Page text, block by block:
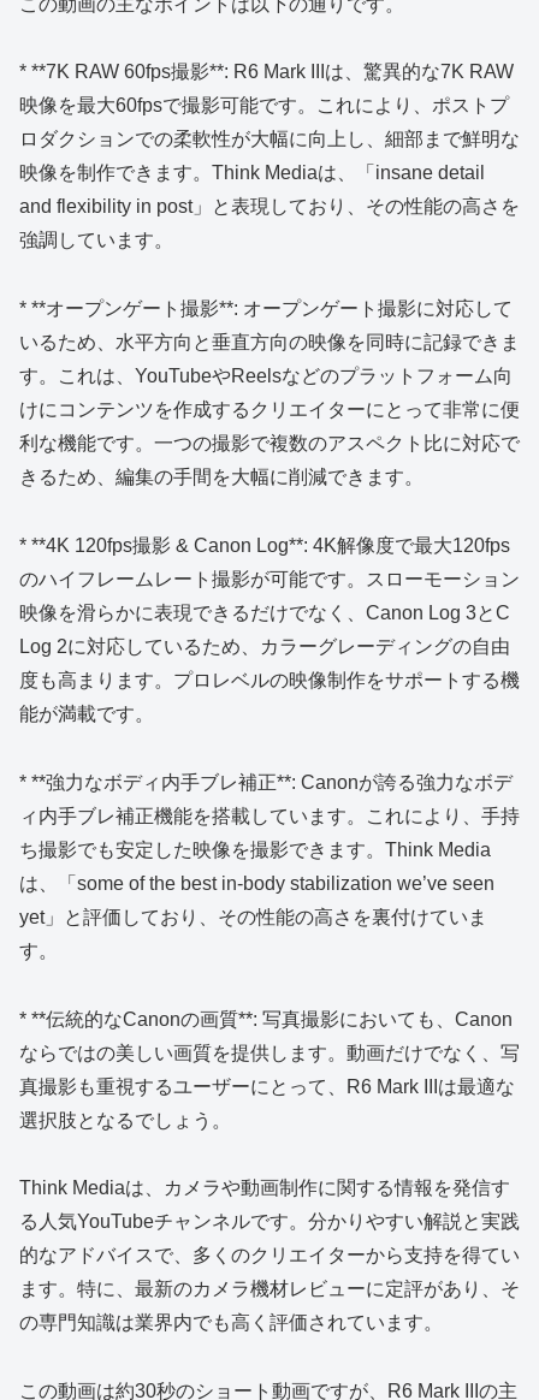
* **7K RAW 60fps撮影**: R6 Mark IIIは、驚異的な7K RAW
映像を最大60fpsで撮影可能です。これにより、ポストプ
ロダクションでの柔軟性が大幅に向上し、細部まで鮮明な
映像を制作できます。Think Mediaは、「insane detail
and flexibility in post」と表現しており、その性能の高さを
強調しています。
* **オープンゲート撮影**: オープンゲート撮影に対応して
いるため、水平方向と垂直方向の映像を同時に記録できま
す。これは、YouTubeやReelsなどのプラットフォーム向
けにコンテンツを作成するクリエイターにとって非常に便
利な機能です。一つの撮影で複数のアスペクト比に対応で
きるため、編集の手間を大幅に削減できます。
* **4K 120fps撮影 & Canon Log**: 4K解像度で最大120fps
のハイフレームレート撮影が可能です。スローモーション
映像を滑らかに表現できるだけでなく、Canon Log 3とC
Log 2に対応しているため、カラーグレーディングの自由
度も高まります。プロレベルの映像制作をサポートする機
能が満載です。
* **強力なボディ内手ブレ補正**: Canonが誇る強力なボデ
ィ内手ブレ補正機能を搭載しています。これにより、手持
ち撮影でも安定した映像を撮影できます。Think Media
は、「some of the best in-body stabilization we’ve seen
yet」と評価しており、その性能の高さを裏付けていま
す。
* **伝統的なCanonの画質**: 写真撮影においても、Canon
ならではの美しい画質を提供します。動画だけでなく、写
真撮影も重視するユーザーにとって、R6 Mark IIIは最適な
選択肢となるでしょう。
Think Mediaは、カメラや動画制作に関する情報を発信す
る人気YouTubeチャンネルです。分かりやすい解説と実践
的なアドバイスで、多くのクリエイターから支持を得てい
ます。特に、最新のカメラ機材レビューに定評があり、そ
の専門知識は業界内でも高く評価されています。
この動画は約30秒のショート動画ですが、R6 Mark IIIの主